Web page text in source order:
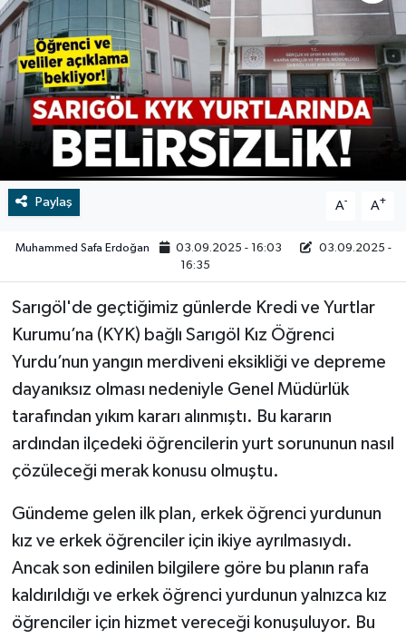
Paylaş A- A+
Muhammed Safa Erdoğan 03.09.2025 - 16:03
03.09.2025 -
16:35
Sarıgöl'de geçtiğimiz günlerde Kredi ve Yurtlar
Kurumu’na (KYK) bağlı Sarıgöl Kız Öğrenci
Yurdu’nun yangın merdiveni eksikliği ve depreme
dayanıksız olması nedeniyle Genel Müdürlük
tarafından yıkım kararı alınmıştı. Bu kararın
ardından ilçedeki öğrencilerin yurt sorununun nasıl
çözüleceği merak konusu olmuştu.
Gündeme gelen ilk plan, erkek öğrenci yurdunun
kız ve erkek öğrenciler için ikiye ayrılmasıydı.
Ancak son edinilen bilgilere göre bu planın rafa
kaldırıldığı ve erkek öğrenci yurdunun yalnızca kız
öğrenciler için hizmet vereceği konuşuluyor. Bu
Tarih
Çevre
Dünya
İletişim
Vefat
Video